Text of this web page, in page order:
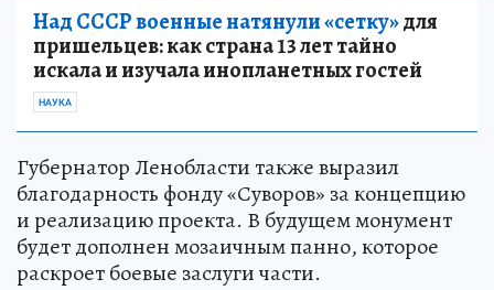
Над СССР военные натянули «сетку»для
пришельцев: как страна 13 лет тайно
искала и изучала инопланетных гостей
НАУКА
Губернатор Ленобласти также выразил
благодарность фонду «Суворов» за концепцию
и реализацию проекта. В будущем монумент
будет дополнен мозаичным панно, которое
раскроет боевые заслуги части.